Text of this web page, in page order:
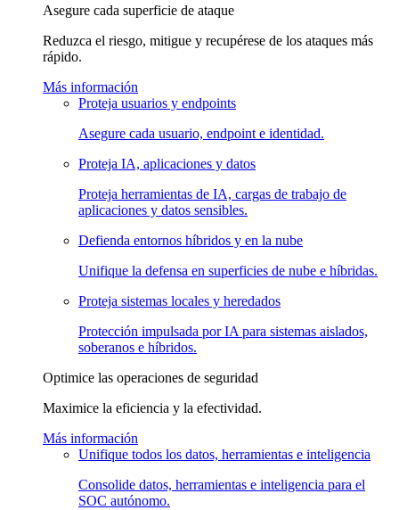
Asegure cada superficie de ataque
Reduzca el riesgo, mitigue y recupérese de los ataques más
rápido.
Más información
Proteja usuarios y endpoints
Asegure cada usuario, endpoint e identidad.
Proteja IA, aplicaciones y datos
Proteja herramientas de IA, cargas de trabajo de
aplicaciones y datos sensibles.
Defienda entornos híbridos y en la nube
Unifique la defensa en superficies de nube e híbridas.
Proteja sistemas locales y heredados
Protección impulsada por IA para sistemas aislados,
soberanos e híbridos.
Optimice las operaciones de seguridad
Maximice la eficiencia y la efectividad.
Más información
Unifique todos los datos, herramientas e inteligencia
Consolide datos, herramientas e inteligencia para el
SOC autónomo.